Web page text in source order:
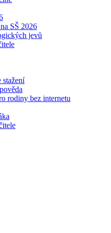
SŠ 2026
jevů
stažení
rodiny bez internetu